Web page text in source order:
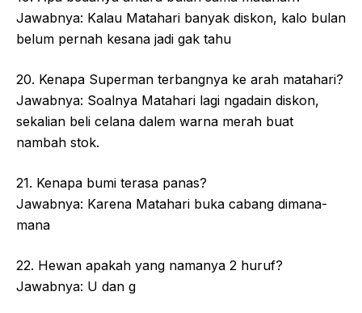
Jawabnya: Kalau Matahari banyak diskon, kalo bulan
belum pernah kesana jadi gak tahu
20. Kenapa Superman terbangnya ke arah matahari?
Jawabnya: Soalnya Matahari lagi ngadain diskon,
sekalian beli celana dalem warna merah buat
nambah stok.
21. Kenapa bumi terasa panas?
Jawabnya: Karena Matahari buka cabang dimana-
mana
22. Hewan apakah yang namanya 2 huruf?
Jawabnya: U dan g